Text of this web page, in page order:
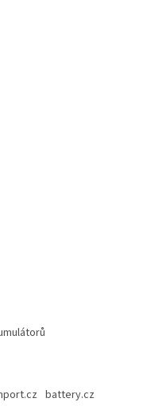
battery.cz